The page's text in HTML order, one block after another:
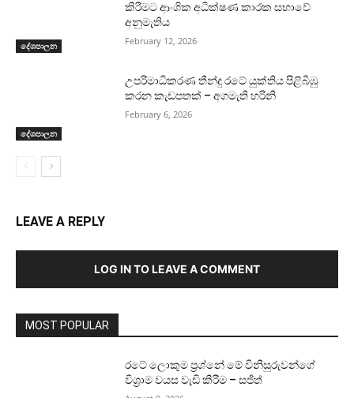
දේශපාලන
කිරීමට ආංශික අධීක්ෂණ කාරක සභාවේ
අනුමැතිය
February 12, 2026
දේශපාලන
උපරිමාධිකරණ තීන්දු රටේ යුක්තිය පිළිබිඹු
කරන කැඩපතක් – අගමැති හරිනි
February 6, 2026
LEAVE A REPLY
LOG IN TO LEAVE A COMMENT
MOST POPULAR
රටේ ලොකුම ප්‍රශ්නේ මේ විනිසුරුවන්ගේ
විශ්‍රාම වයස වැඩි කිරීම – සජිත්